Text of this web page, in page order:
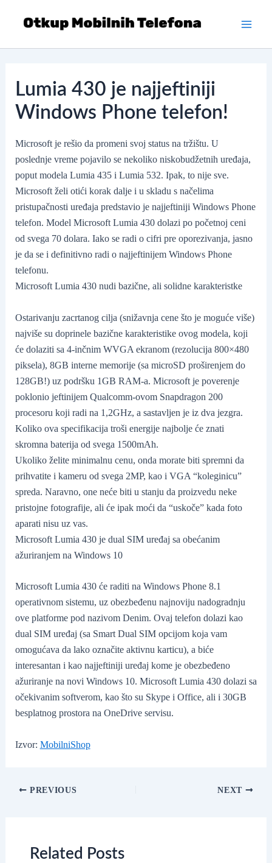
Lumia 430 je najjeftiniji
Windows Phone telefon!
Microsoft je rešio da promeni svoj status na tržištu. U
poslednje vreme pojavilo se nekoliko niskobudžetnih uređaja,
poput modela Lumia 435 i Lumia 532. Ipak, to nije sve.
Microsoft želi otići korak dalje i u skladu s načelima
pristupačnosti uređaja predstavio je najjeftiniji Windows Phone
telefon. Model Microsoft Lumia 430 dolazi po početnoj ceni
od svega 70 dolara. Iako se radi o cifri pre oporezivanja, jasno
je da se i definitivno radi o najjeftinijem Windows Phone
telefonu.
Microsoft Lumia 430 nudi bazične, ali solidne karakteristke
Ostarivanju zacrtanog cilja (snižavnja cene što je moguće više)
najviše su doprinele bazične karakteristike ovog modela, koji
će dolaziti sa 4-inčnim WVGA ekranom (rezolucija 800×480
piksela), 8GB interne memorije (sa microSD proširenjem do
128GB!) uz podršku 1GB RAM-a. Microsoft je poverenje
poklonio jeftinijem Qualcomm-ovom Snapdragon 200
procesoru koji radi na 1,2GHz, a sastavljen je iz dva jezgra.
Koliko ova specifikacija troši energije najbolje će znati
skromna baterija od svega 1500mAh.
Ukoliko želite minimalnu cenu, onda morate biti spremni da
prihvatite i kameru od svega 2MP, kao i VGA “koleginicu”
spreda. Naravno, one neće biti u stanju da proizvedu neke
pristojne fotografije, ali će ipak moći da “uskoče” kada foto
aparati nisu uz vas.
Microsoft Lumia 430 je dual SIM uređaj sa obećanim
ažuriranjem na Windows 10
Microsoft Lumia 430 će raditi na Windows Phone 8.1
operativnom sistemu, uz obezbeđenu najnoviju nadogradnju
ove platforme pod nazivom Denim. Ovaj telefon dolazi kao
dual SIM uređaj (sa Smart Dual SIM opcijom koja vam
omogućava da lako označite aktivnu karticu), a biće
interesantan i kao najjeftiniji uređaj kome je obezbeđeno
ažuriranje na novi Windows 10. Microsoft Lumia 430 dolazi sa
očekivanim softverom, kao što su Skype i Office, ali i 30GB
besplatnog prostora na OneDrive servisu.
Izvor: MobilniShop
Post
PREVIOUS NEXT
Related Posts